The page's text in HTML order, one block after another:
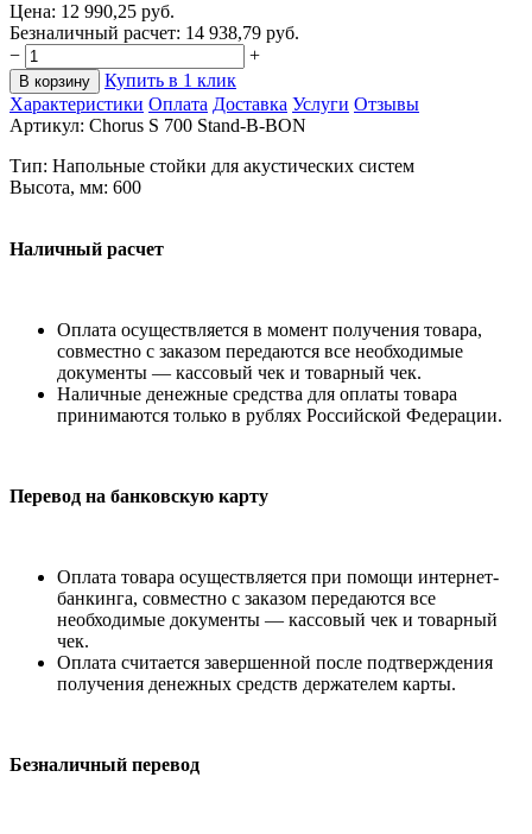
Цена: 12 990,25 руб.
Безналичный расчет: 14 938,79 руб.
−
+
В корзину
Купить в 1 клик
Характеристики Оплата Доставка Услуги Отзывы
Артикул: Chorus S 700 Stand-B-BON
Тип: Напольные стойки для акустических систем
Высота, мм: 600
Наличный расчет
Оплата осуществляется в момент получения товара,
совместно с заказом передаются все необходимые
документы — кассовый чек и товарный чек.
Наличные денежные средства для оплаты товара
принимаются только в рублях Российской Федерации.
Перевод на банковскую карту
Оплата товара осуществляется при помощи интернет-
банкинга, совместно с заказом передаются все
необходимые документы — кассовый чек и товарный
чек.
Оплата считается завершенной после подтверждения
получения денежных средств держателем карты.
Безналичный перевод